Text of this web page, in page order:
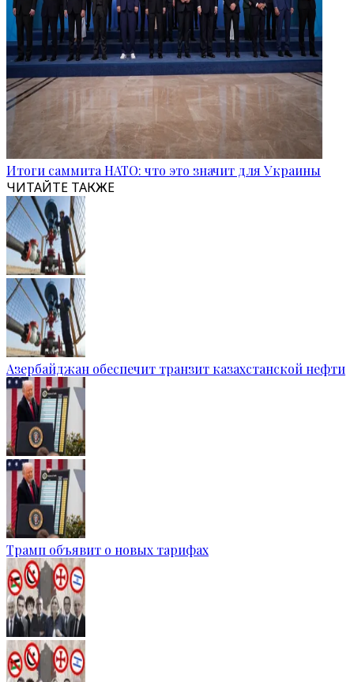
Итоги саммита НАТО: что это значит для Украины
ЧИТАЙТЕ ТАКЖЕ
Азербайджан обеспечит транзит казахстанской нефти
Трамп объявит о новых тарифах